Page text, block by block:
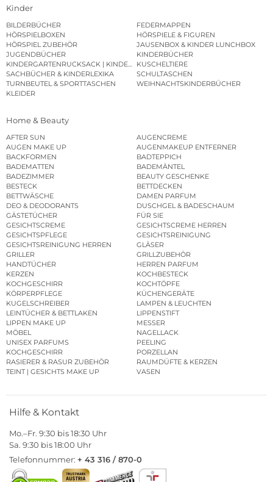
Kinder
BILDERBÜCHER
FEDERMAPPEN
HÖRSPIELBOXEN
HÖRSPIELE & FIGUREN
HÖRSPIEL ZUBEHÖR
JAUSENBOX & KINDER LUNCHBOX
JUGENDBÜCHER
KINDERBÜCHER
KINDERGARTENRUCKSACK | KINDERGARTENBEUTEL
KUSCHELTIERE
SACHBÜCHER & KINDERLEXIKA
SCHULTASCHEN
TURNBEUTEL & SPORTTASCHEN
WEIHNACHTSKINDERBÜCHER
KLEIDER
Home & Beauty
AFTER SUN
AUGENCREME
AUGEN MAKE UP
AUGENMAKEUP ENTFERNER
BACKFORMEN
BADTEPPICH
BADEMATTEN
BADEMÄNTEL
BADEZIMMER
BEAUTY GESCHENKE
BESTECK
BETTDECKEN
BETTWÄSCHE
DAMEN PARFUM
DEO & DEODORANTS
DUSCHGEL & BADESCHAUM
GÄSTETÜCHER
FÜR SIE
GESICHTSCREME
GESICHTSCREME HERREN
GESICHTSPFLEGE
GESICHTSREINIGUNG
GESICHTSREINIGUNG HERREN
GLÄSER
GRILLER
GRILLZUBEHÖR
HANDTÜCHER
HERREN PARFUM
KERZEN
KOCHBESTECK
KOCHGESCHIRR
KOCHTÖPFE
KÖRPERPFLEGE
KÜCHENGERÄTE
KUGELSCHREIBER
LAMPEN & LEUCHTEN
LEINTÜCHER & BETTLAKEN
LIPPENSTIFT
LIPPEN MAKE UP
MESSER
MÖBEL
NAGELLACK
UNISEX PARFUMS
PEELING
KOCHGESCHIRR
PORZELLAN
RASIERER & RASUR ZUBEHÖR
RAUMDÜFTE & KERZEN
TEINT | GESICHTS MAKE UP
VASEN
Hilfe & Kontakt
Mo.–Fr. 9:30 bis 18:30 Uhr
Sa. 9:30 bis 18:00 Uhr
Telefonnummer: + 43 316 / 870-0